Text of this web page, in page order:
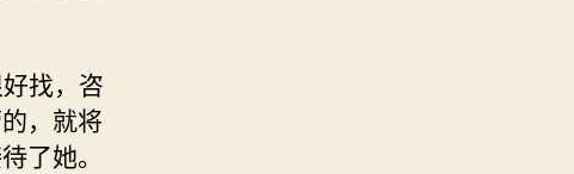
找，咨
，就将
了她。